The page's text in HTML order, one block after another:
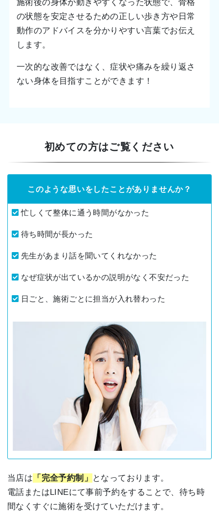
施術後の身体が動きやすくなった状態で、骨格
の状態を安定させるための正しい歩き方や日常
動作のアドバイスを分かりやすい言葉でお伝え
します。
一次的な改善ではなく、症状や痛みを繰り返さ
ない身体を目指すことができます！
初めての方はご覧ください
このような思いをしたことがありませんか？
忙しくて整体に通う時間がなかった
待ち時間が長かった
先生があまり話を聞いてくれなかった
なぜ症状が出ているかの説明がなく不安だった
日ごと、施術ごとに担当が入れ替わった
当店は 「完全予約制」
となっております。
電話またはLINEにて事前予約をすることで、待ち時
間なくすぐに施術を受けていただけます。